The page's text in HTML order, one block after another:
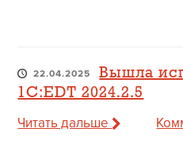
22.04.2025
Вышла
1C:EDT 2024.2.5
Читать дальше